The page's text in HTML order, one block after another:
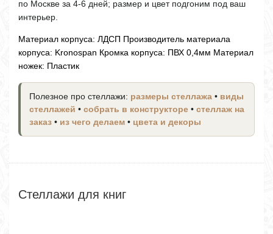
по Москве за 4-6 дней; размер и цвет подгоним под ваш
интерьер.
Материал корпуса: ЛДСП Производитель материала
корпуса: Kronospan Кромка корпуса: ПВХ 0,4мм Материал
ножек: Пластик
Полезное про стеллажи: размеры стеллажа • виды
стеллажей • собрать в конструкторе • стеллаж на
заказ • из чего делаем • цвета и декоры
Стеллажи для книг